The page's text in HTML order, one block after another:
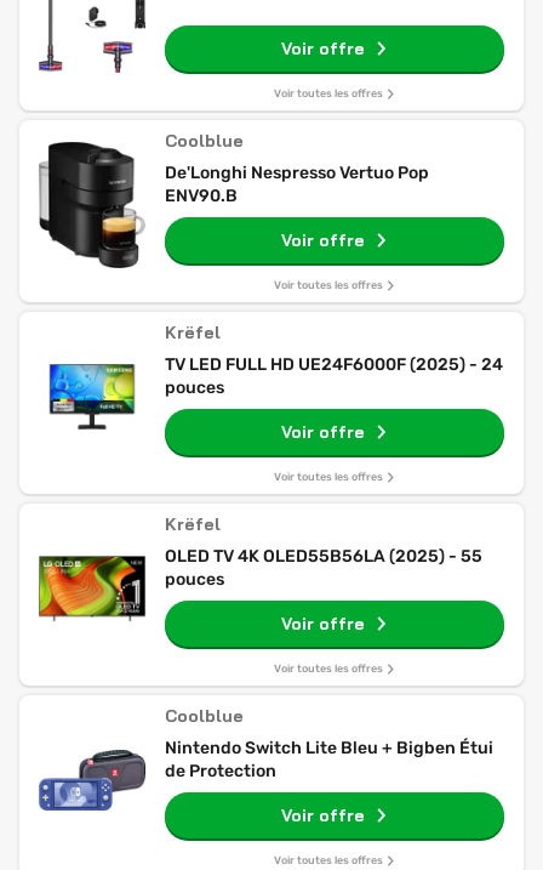
Voir offre
Voir toutes les offres
Coolblue
De'Longhi Nespresso Vertuo Pop
ENV90.B
Voir offre
Voir toutes les offres
Krëfel
TV LED FULL HD UE24F6000F (2025) - 24
pouces
Voir offre
Voir toutes les offres
Krëfel
OLED TV 4K OLED55B56LA (2025) - 55
pouces
Voir offre
Voir toutes les offres
Coolblue
Nintendo Switch Lite Bleu + Bigben Étui
de Protection
Voir offre
Voir toutes les offres